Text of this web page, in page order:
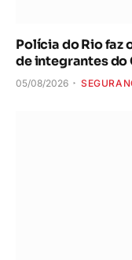
Polícia do Rio faz
de integrantes do
05/08/2026